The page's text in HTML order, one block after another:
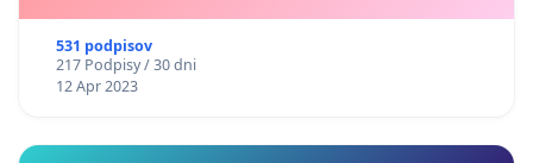
531 podpisov
217 Podpisy / 30 dni
12 Apr 2023